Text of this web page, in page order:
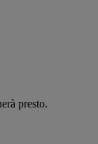
presto.